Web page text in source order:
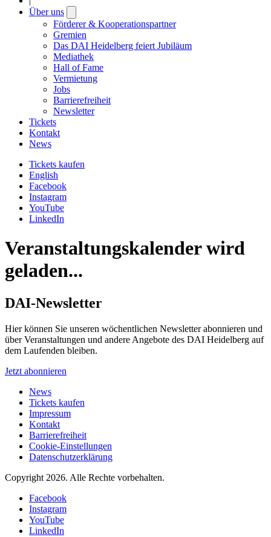
Über uns
submenu
Förderer & Kooperationspartner
Gremien
Das DAI Heidelberg feiert Jubiläum
Mediathek
Hall of Fame
Vermietung
Jobs
Barrierefreiheit
Newsletter
Tickets
Kontakt
News
Tickets kaufen
English
Facebook
Instagram
YouTube
LinkedIn
Veranstaltungskalender wird
geladen...
DAI-Newsletter
Hier können Sie unseren wöchentlichen Newsletter abonnieren und
über Veranstaltungen und andere Angebote des DAI Heidelberg auf
dem Laufenden bleiben.
Jetzt abonnieren
News
Tickets kaufen
Impressum
Kontakt
Barrierefreiheit
Cookie-Einstellungen
Datenschutzerklärung
Copyright 2026. Alle Rechte vorbehalten.
Facebook
Instagram
YouTube
LinkedIn